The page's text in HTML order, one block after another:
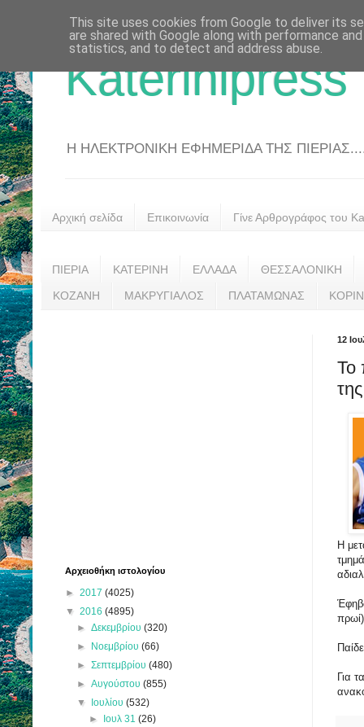
Katerinipress
Η ΗΛΕΚΤΡΟΝΙΚΗ ΕΦΗΜΕΡΙΔΑ ΤΗΣ
Αρχική σελίδα Επικοινωνία Γίνε Αρθρογράφος του
ΠΙΕΡΙΑ ΚΑΤΕΡΙΝΗ ΕΛΛΑΔΑ ΘΕΣΣΑΛΟΝΙΚΗ
ΚΟΖΑΝΗ ΜΑΚΡΥΓΙΑΛΟΣ ΠΛΑΤΑΜΩΝΑΣ
12
Το
Η
Για
Αρχειοθήκη ιστολογίου
► 2017 (4025)
▼ 2016 (4895)
►Δεκεμβρίου(320)
► Νοεμβρίου(66)
►Σεπτεμβρίου(480)
►Αυγούστου(855)
▼ Ιουλίου(532)
► Ιουλ 31 (26)
This site uses cookies from Google to deliver its
are shared with Google along with performance
statistics, and to detect and address abuse.